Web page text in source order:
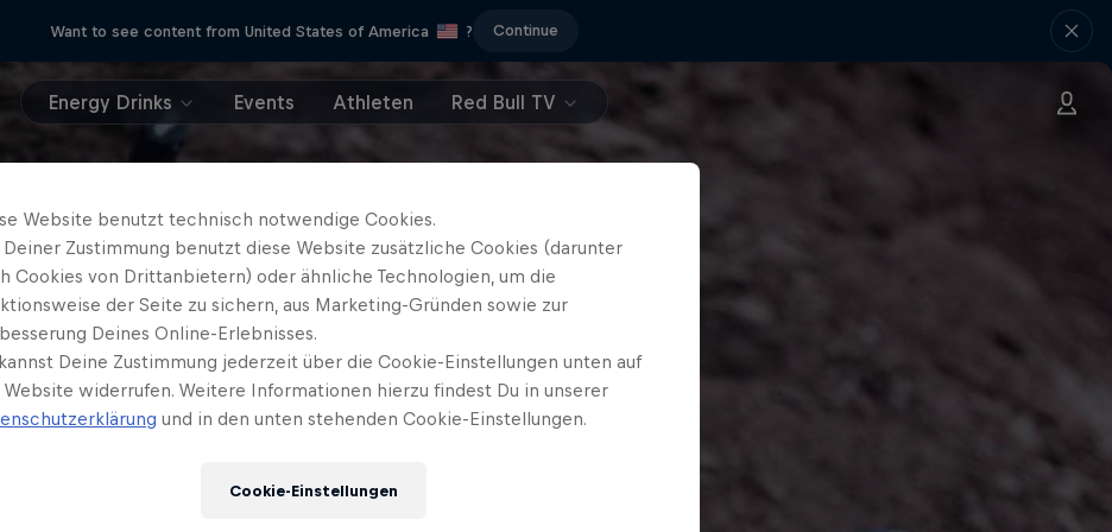
Want to see content from United States of America ? Continue
Energy Drinks Events Athleten Red Bull TV
Website benutzt technisch notwendige Cookies.
Zustimmung benutzt diese Website zusätzliche Cookies (darunter
Cookies von Drittanbietern) oder ähnliche Technologien, um die
der Seite zu sichern, aus Marketing-Gründen sowie zur
Deines Online-Erlebnisses.
Deine Zustimmung jederzeit über die Cookie-Einstellungen unten auf
widerrufen. Weitere Informationen hierzu findest Du in unserer
und in den unten stehenden Cookie-Einstellungen.
Cookie-Einstellungen